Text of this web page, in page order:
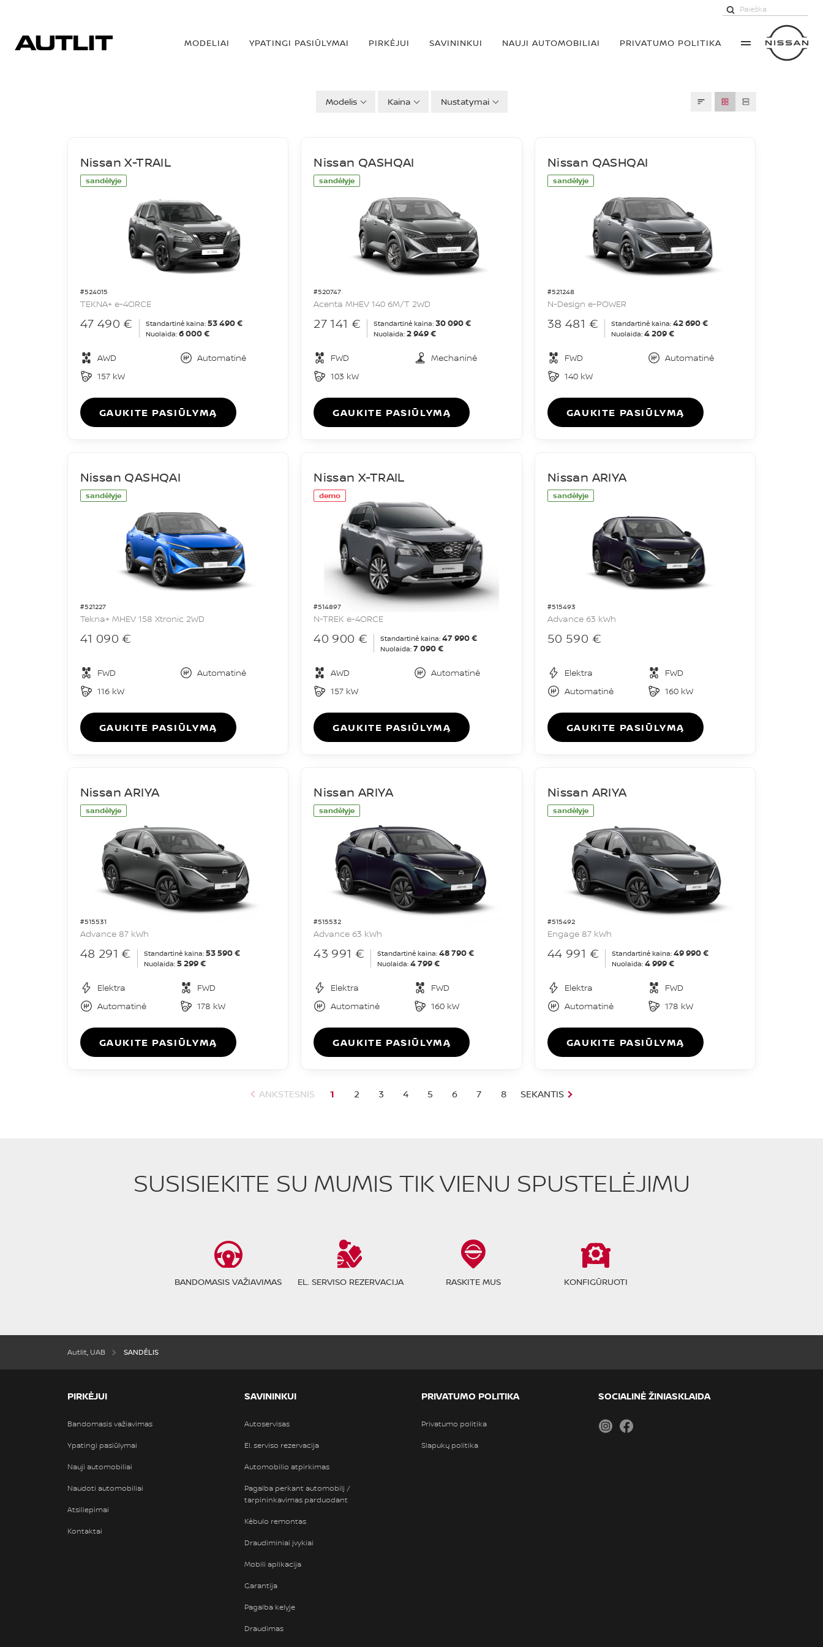
MODELIAI YPATINGI PASIŪLYMAI PIRKĖJUI SAVININKUI NAUJI AUTOMOBILIAI PRIVATUMO POLITIKA
Modelis Kaina Nustatymai
sandėlyje
#524015
Nissan X-TRAIL
TEKNA+ e-4ORCE
47 490 € Standartinė kaina: 53 490 €
Nuolaida: 6 000 €
AWD
Automatinė
157 kW
GAUKITE PASIŪLYMĄ
sandėlyje
#520747
Nissan QASHQAI
Acenta MHEV 140 6M/T 2WD
27 141 € Standartinė kaina: 30 090 €
Nuolaida: 2 949 €
FWD
Mechaninė
103 kW
GAUKITE PASIŪLYMĄ
sandėlyje
#521248
Nissan QASHQAI
N-Design e-POWER
38 481 € Standartinė kaina: 42 690 €
Nuolaida: 4 209 €
FWD
Automatinė
140 kW
GAUKITE PASIŪLYMĄ
sandėlyje
#521227
Nissan QASHQAI
Tekna+ MHEV 158 Xtronic 2WD
41 090 €
FWD
Automatinė
116 kW
GAUKITE PASIŪLYMĄ
demo
#514897
Nissan X-TRAIL
N-TREK e-4ORCE
40 900 € Standartinė kaina: 47 990 €
Nuolaida: 7 090 €
AWD
Automatinė
157 kW
GAUKITE PASIŪLYMĄ
sandėlyje
#515493
Nissan ARIYA
Advance 63 kWh
50 590 €
Elektra
FWD
Automatinė
160 kW
GAUKITE PASIŪLYMĄ
sandėlyje
#515531
Nissan ARIYA
Advance 87 kWh
48 291 € Standartinė kaina: 53 590 €
Nuolaida: 5 299 €
Elektra
FWD
Automatinė
178 kW
GAUKITE PASIŪLYMĄ
sandėlyje
#515532
Nissan ARIYA
Advance 63 kWh
43 991 € Standartinė kaina: 48 790 €
Nuolaida: 4 799 €
Elektra
FWD
Automatinė
160 kW
GAUKITE PASIŪLYMĄ
sandėlyje
#515492
Nissan ARIYA
Engage 87 kWh
44 991 € Standartinė kaina: 49 990 €
Nuolaida: 4 999 €
Elektra
FWD
Automatinė
178 kW
GAUKITE PASIŪLYMĄ
ANKSTESNIS SEKANTIS
1 2 3 4 5 6 7 8
SUSISIEKITE SU MUMIS TIK VIENU SPUSTELĖJIMU
BANDOMASIS VAŽIAVIMAS EL. SERVISO REZERVACIJA RASKITE MUS KONFIGŪRUOTI
Autlit, UAB SANDĖLIS
PIRKĖJUI
Bandomasis važiavimas
Ypatingi pasiūlymai
Nauji automobiliai
Naudoti automobiliai
Atsiliepimai
Kontaktai
SAVININKUI
Autoservisas
El. serviso rezervacija
Automobilio atpirkimas
Pagalba perkant automobilį /
tarpininkavimas parduodant
Kėbulo remontas
Draudiminiai įvykiai
Mobili aplikacija
Garantija
Pagalba kelyje
Draudimas
PRIVATUMO POLITIKA
Privatumo politika
Slapukų politika
SOCIALINĖ ŽINIASKLAIDA
Instagram